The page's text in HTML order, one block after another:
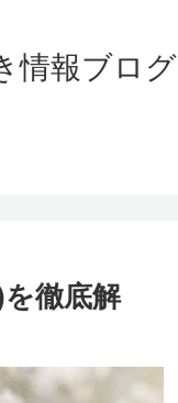
情報ブログ
徹底解